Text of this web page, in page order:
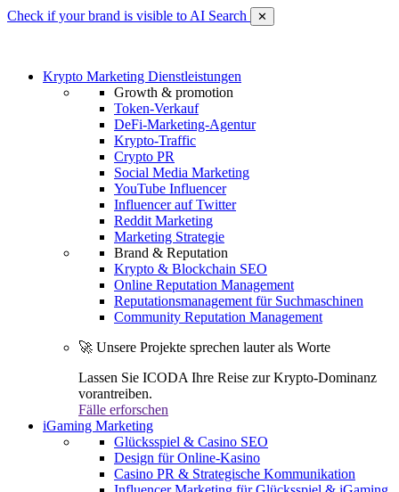
Check if your brand is visible to AI Search ✕
Krypto Marketing Dienstleistungen
Growth & promotion
Token-Verkauf
DeFi-Marketing-Agentur
Krypto-Traffic
Crypto PR
Social Media Marketing
YouTube Influencer
Influencer auf Twitter
Reddit Marketing
Marketing Strategie
Brand & Reputation
Krypto & Blockchain SEO
Online Reputation Management
Reputationsmanagement für Suchmaschinen
Community Reputation Management
🚀 Unsere Projekte sprechen lauter als Worte
Lassen Sie ICODA Ihre Reise zur Krypto-Dominanz
vorantreiben.
Fälle erforschen
iGaming Marketing
Glücksspiel & Casino SEO
Design für Online-Kasino
Casino PR & Strategische Kommunikation